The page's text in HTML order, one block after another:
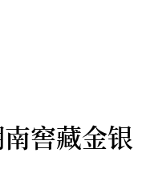
窖藏金银